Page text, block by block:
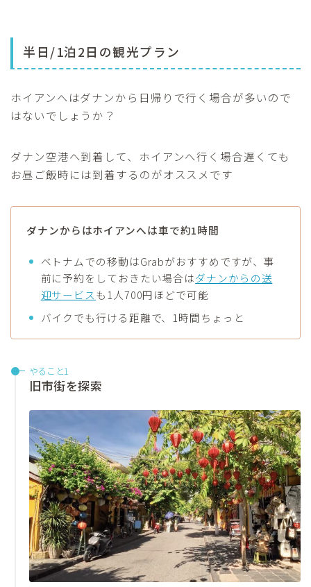
半日/1泊2日の観光プラン
ホイアンへはダナンから日帰りで行く場合が多いので
はないでしょうか？
ダナン空港へ到着して、ホイアンへ行く場合遅くても
お昼ご飯時には到着するのがオススメです
ダナンからはホイアンへは車で約1時間
ベトナムでの移動はGrabがおすすめですが、事
前に予約をしておきたい場合はダナンからの送
迎サービス も1人700円ほどで可能
バイクでも行ける距離で、1時間ちょっと
やること1
旧市街を探索